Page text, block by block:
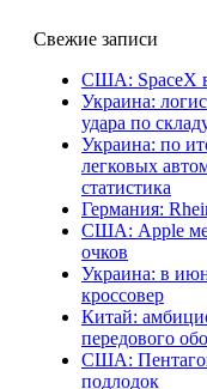
Свежие записи
США: SpaceX
Украина:
удара по
Украина: по
легковых
статистика
Германия:
США: Apple
очков
Украина: в
кроссовер
Китай:
передового
США: Пентагон
подлодок